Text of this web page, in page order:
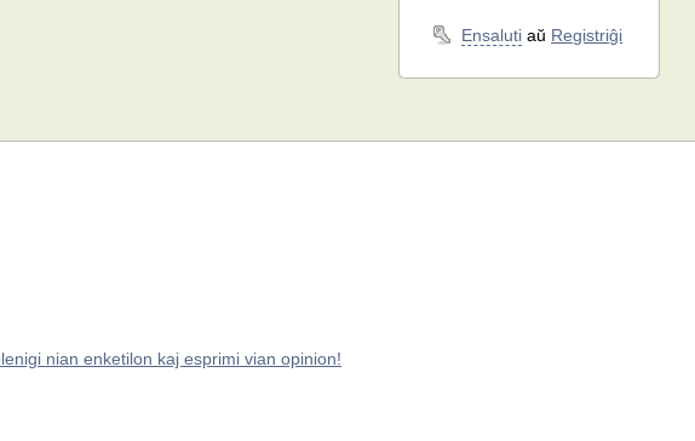
Ensaluti aŭ Registriĝi
nian enketilon kaj esprimi vian opinion!